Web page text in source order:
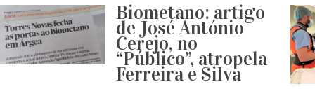
Biometano: artigo
de José António
Cerejo, no
“Público”, atropela
Ferreira e Silva